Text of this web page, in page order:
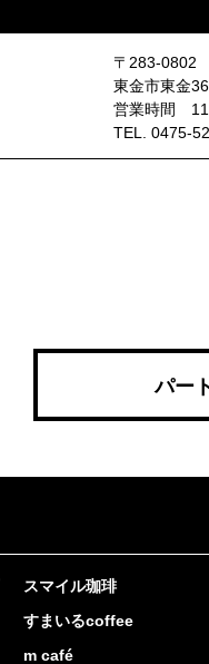
〒283-0802
東金市東金
営業時間 11
TEL. 0475-
パー
スマイル珈琲
すまいるcoffee
m café